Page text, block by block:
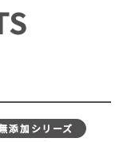
最大12%OFF
添加シリーズ